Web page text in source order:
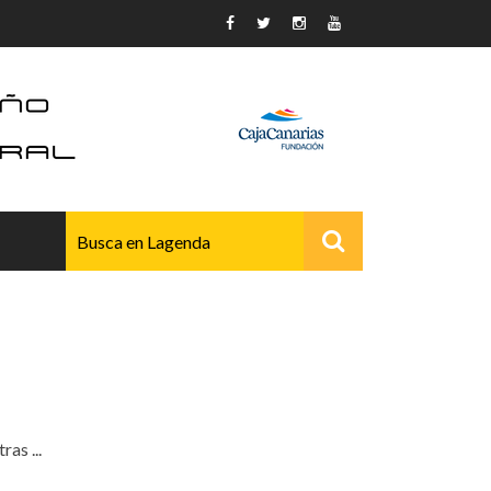
...